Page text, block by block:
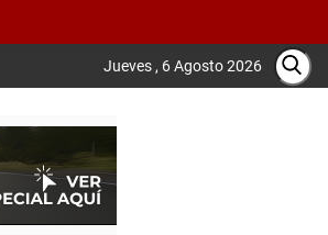
Jueves , 6 Agosto 2026